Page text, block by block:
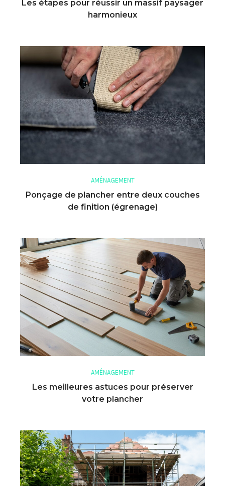
Les étapes pour réussir un massif paysager
harmonieux
AMÉNAGEMENT
Ponçage de plancher entre deux couches
de finition (égrenage)
AMÉNAGEMENT
Les meilleures astuces pour préserver
votre plancher